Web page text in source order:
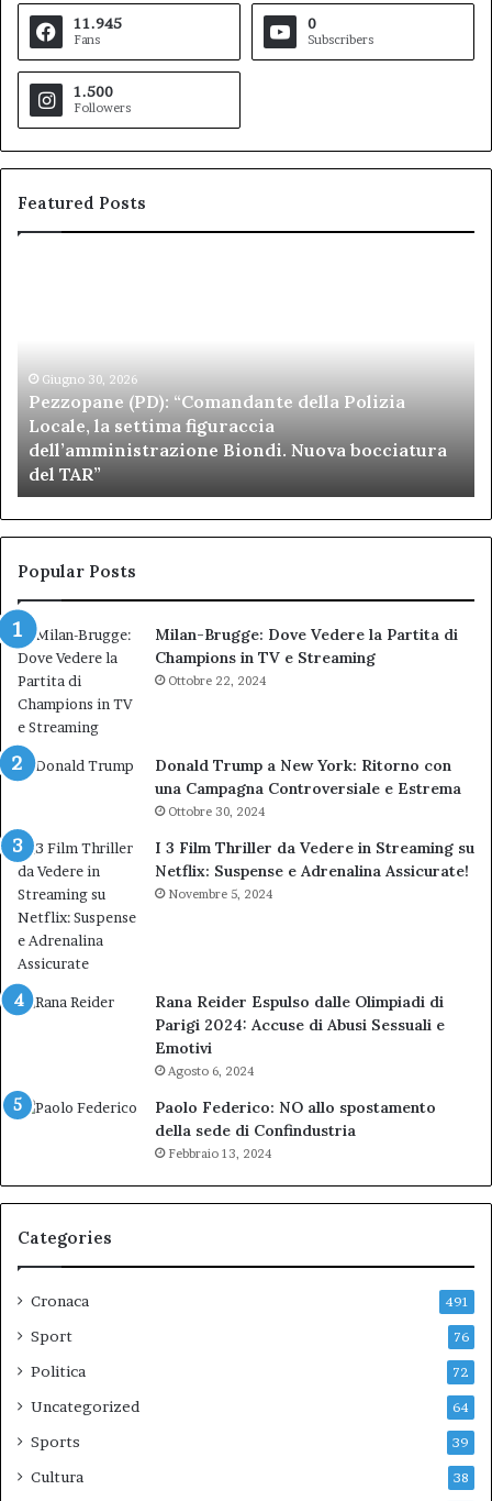
11.945
Fans
0
Subscribers
1.500
Followers
Featured Posts
Locale,
settima
figuraccia
dell’amministrazione
Biondi.
Nuova
bocciatura
del
Giugno 30, 2026
Pezzopane (PD): “Comandante della Polizia
Locale, la settima figuraccia
dell’amministrazione Biondi. Nuova bocciatura
del TAR”
ai
Popular Posts
Milan-Brugge: Dove Vedere la Partita di
Champions in TV e Streaming
Ottobre 22, 2024
Donald Trump a New York: Ritorno con
una Campagna Controversiale e Estrema
Ottobre 30, 2024
I 3 Film Thriller da Vedere in Streaming su
Netflix: Suspense e Adrenalina Assicurate!
Novembre 5, 2024
Rana Reider Espulso dalle Olimpiadi di
Parigi 2024: Accuse di Abusi Sessuali e
Emotivi
Agosto 6, 2024
Paolo Federico: NO allo spostamento
della sede di Confindustria
Febbraio 13, 2024
Categories
Cronaca 491
Sport 76
Politica 72
Uncategorized 64
Sports 39
Cultura 38